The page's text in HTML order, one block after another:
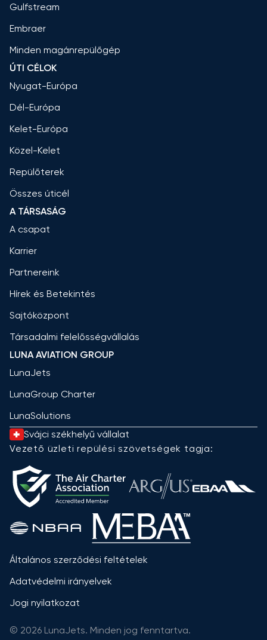
Gulfstream
Embraer
Minden magánrepülőgép
ÚTI CÉLOK
Nyugat-Európa
Dél-Európa
Kelet-Európa
Közel-Kelet
Repülőterek
Összes úticél
A TÁRSASÁG
A csapat
Karrier
Partnereink
Hírek és Betekintés
Sajtóközpont
Társadalmi felelősségvállalás
LUNA AVIATION GROUP
LunaJets
LunaGroup Charter
LunaSolutions
Svájci székhelyű vállalat
Vezető üzleti repülési szövetségek tagja:
Általános szerződési feltételek
Adatvédelmi irányelvek
Jogi nyilatkozat
© 2026 LunaJets. Minden jog fenntartva.